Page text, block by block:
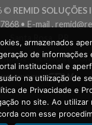
© REMID SOLUÇÕES
• E-mail .
Santa Rosa . PR
TERMOS E
armazenados
de informações
institucional e
na utilização de
de Privacidade e
no site. Ao
com esse